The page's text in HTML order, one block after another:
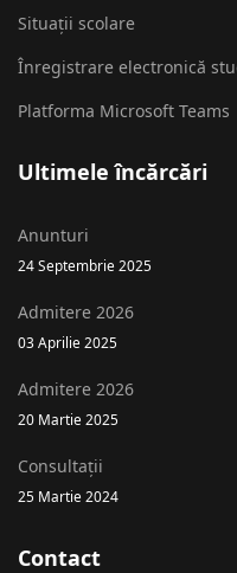
Situații scolare
Înregistrare electronică
Platforma Microsoft Teams
Ultimele încărcări
Anunturi
24 Septembrie 2025
Admitere 2026
03 Aprilie 2025
Admitere 2026
20 Martie 2025
Consultații
25 Martie 2024
Contact